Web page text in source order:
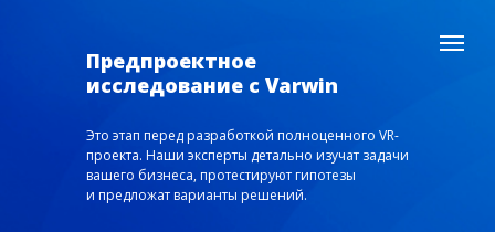
Предпроектное
исследование с Varwin
Это этап перед разработкой полноценного VR-
проекта. Наши эксперты детально изучат задачи
вашего бизнеса, протестируют гипотезы
и предложат варианты решений.